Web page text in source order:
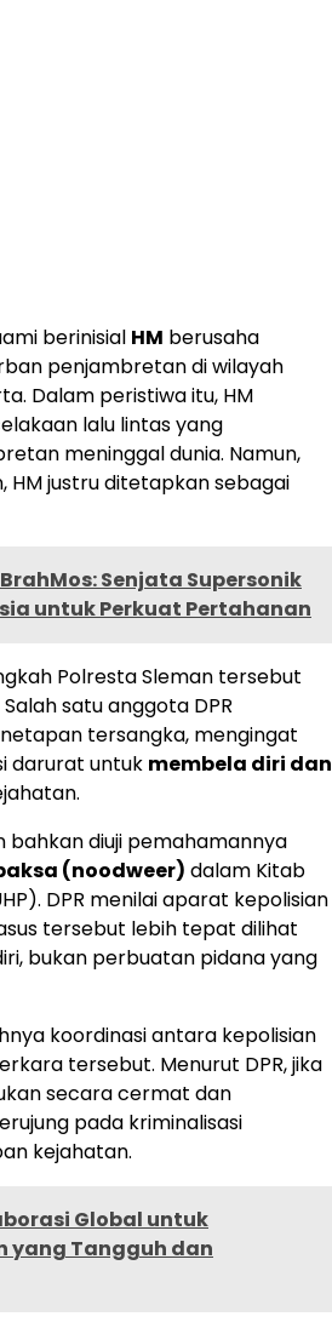
berinisial HM berusaha
penjambretan di wilayah
Dalam peristiwa itu, HM
lalu lintas yang
meninggal dunia. Namun,
HM justru ditetapkan sebagai
Senjata Supersonik
untuk Perkuat Pertahanan
Polresta Sleman tersebut
satu anggota DPR
tersangka, mengingat
darurat untuk membela diri dan
bahkan diuji pemahamannya
(noodweer) dalam Kitab
DPR menilai aparat kepolisian
tersebut lebih tepat dilihat
bukan perbuatan pidana yang
koordinasi antara kepolisian
tersebut. Menurut DPR, jika
secara cermat dan
pada kriminalisasi
kejahatan.
Global untuk
yang Tangguh dan